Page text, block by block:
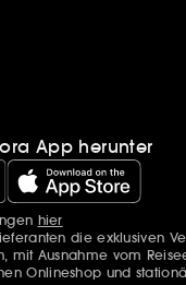
App herunter
hier
die exklusiven
mit Ausnahme vom
Onlineshop und